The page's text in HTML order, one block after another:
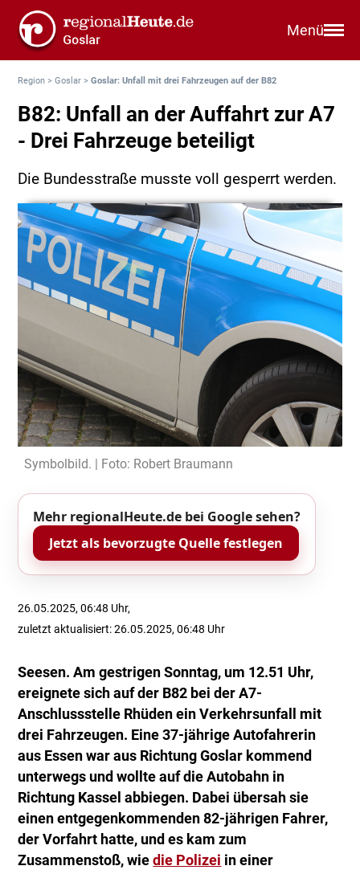
Menü
Region >Goslar >Goslar: Unfall mit drei Fahrzeugen auf der B82
B82: Unfall an der Auffahrt zur A7
- Drei Fahrzeuge beteiligt
Die Bundesstraße musste voll gesperrt werden.
Symbolbild. | Foto: Robert Braumann
Mehr regionalHeute.de bei Google sehen?
Jetzt als bevorzugte Quelle festlegen
26.05.2025, 06:48 Uhr,
zuletzt aktualisiert: 26.05.2025, 06:48 Uhr
Seesen. Am gestrigen Sonntag, um 12.51 Uhr,
ereignete sich auf der B82 bei der A7-
Anschlussstelle Rhüden ein Verkehrsunfall mit
drei Fahrzeugen. Eine 37-jährige Autofahrerin
aus Essen war aus Richtung Goslar kommend
unterwegs und wollte auf die Autobahn in
Richtung Kassel abbiegen. Dabei übersah sie
einen entgegenkommenden 82-jährigen Fahrer,
der Vorfahrt hatte, und es kam zum
Zusammenstoß, wiedie Polizei in einer